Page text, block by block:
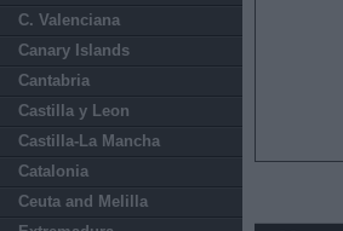
C. Valenciana
Canary Islands
Cantabria
Castilla y Leon
Castilla-La Mancha
Catalonia
Ceuta and Melilla